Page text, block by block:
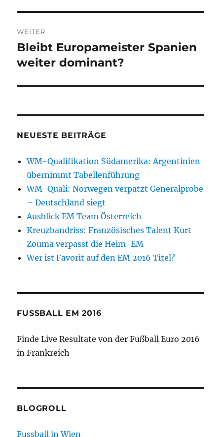
WEITER
Nächster
Beitrag:
Bleibt Europameister Spanien
weiter dominant?
NEUESTE BEITRÄGE
WM-Qualifikation Südamerika: Argentinien
übernimmt Tabellenführung
WM-Quali: Norwegen verpatzt Generalprobe
– Deutschland siegt
Ausblick EM Team Österreich
Kreuzbandriss: Französisches Talent Kurt
Zouma verpasst die Heim-EM
Wer ist Favorit auf den EM 2016 Titel?
FUSSBALL EM 2016
Finde Live Resultate von der Fußball Euro 2016
in Frankreich
BLOGROLL
Fussball in Wien